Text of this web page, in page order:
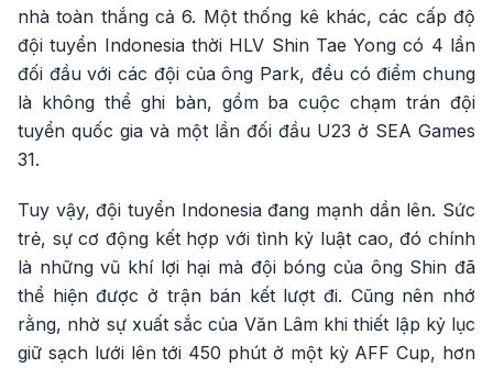
nhà toàn thắng cả 6. Một thống kê khác, các cấp độ
đội tuyển Indonesia thời HLV Shin Tae Yong có 4 lần
đối đầu với các đội của ông Park, đều có điểm chung
là không thể ghi bàn, gồm ba cuộc chạm trán đội
tuyển quốc gia và một lần đối đầu U23 ở SEA Games
31.
Tuy vậy, đội tuyển Indonesia đang mạnh dần lên. Sức
trẻ, sự cơ động kết hợp với tình kỷ luật cao, đó chính
là những vũ khí lợi hại mà đội bóng của ông Shin đã
thể hiện được ở trận bán kết lượt đi. Cũng nên nhớ
rằng, nhờ sự xuất sắc của Văn Lâm khi thiết lập kỷ lục
giữ sạch lưới lên tới 450 phút ở một kỳ AFF Cup, hơn